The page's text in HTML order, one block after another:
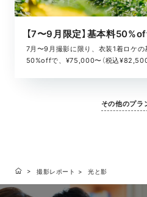
7月〜9月撮影に限り、衣装1着ロケの
50%offで、¥75,000〜（税込¥82,500
その他のプラ
撮影レポート 光と影